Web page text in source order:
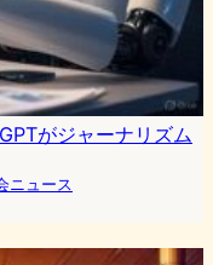
がジャーナリズム
ニュース